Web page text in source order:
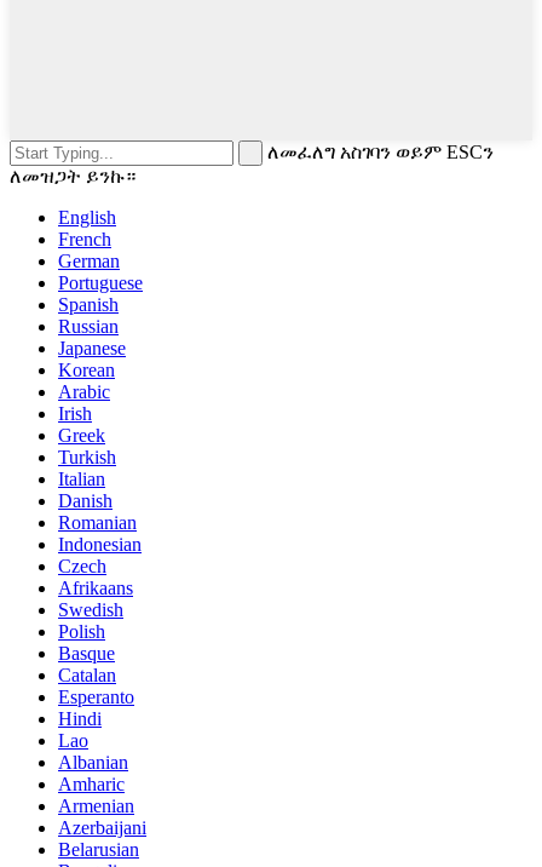
ለመፈለግ አስገባን ወይም ESCን
ለመዝጋት ይንኩ።
English
French
German
Portuguese
Spanish
Russian
Japanese
Korean
Arabic
Irish
Greek
Turkish
Italian
Danish
Romanian
Indonesian
Czech
Afrikaans
Swedish
Polish
Basque
Catalan
Esperanto
Hindi
Lao
Albanian
Amharic
Armenian
Azerbaijani
Belarusian